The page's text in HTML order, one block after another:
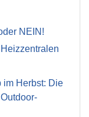
NEIN!
im Herbst: Die